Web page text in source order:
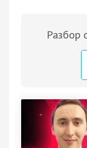
Разбор